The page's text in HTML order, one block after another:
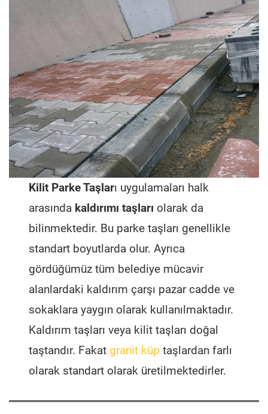
Kilit Parke Taşları uygulamaları halk
arasında kaldırımı taşları olarak da
bilinmektedir. Bu parke taşları genellikle
standart boyutlarda olur. Ayrıca
gördüğümüz tüm belediye mücavir
alanlardaki kaldırım çarşı pazar cadde ve
sokaklara yaygın olarak kullanılmaktadır.
Kaldırım taşları veya kilit taşları doğal
taştandır. Fakat granit küp taşlardan farlı
olarak standart olarak üretilmektedirler.